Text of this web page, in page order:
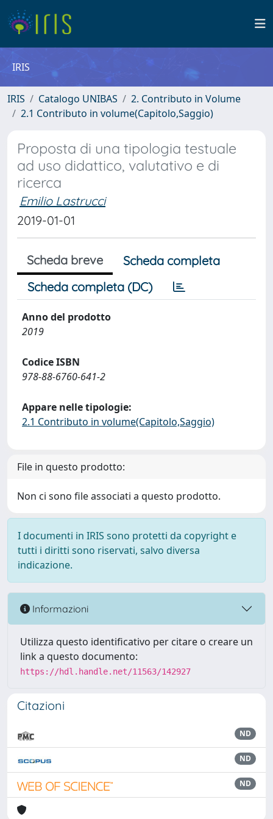
IRIS
IRIS Catalogo UNIBAS
2. Contributo in Volume
2.1 Contributo in volume(Capitolo,Saggio)
Proposta di una tipologia testuale
ad uso didattico, valutativo e di
ricerca
Emilio Lastrucci
2019-01-01
Scheda breve
Scheda completa
Scheda completa (DC)
Anno del prodotto
2019
Codice ISBN
978-88-6760-641-2
Appare nelle tipologie:
2.1 Contributo in volume(Capitolo,Saggio)
File in questo prodotto:
Non ci sono file associati a questo prodotto.
I documenti in IRIS sono protetti da copyright e
tutti i diritti sono riservati, salvo diversa
indicazione.
Informazioni
Utilizza questo identificativo per citare o creare un
link a questo documento:
https://hdl.handle.net/11563/142927
Citazioni
ND
ND
ND